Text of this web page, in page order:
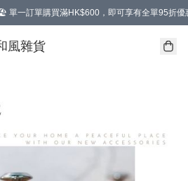
單一訂單購買滿HK$600，即可享有全單95折優
單一訂單消費購物滿HK$680(折扣後），可享有
風雜貨